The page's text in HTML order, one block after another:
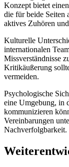
Konzept bietet
die für beide Seiten
aktives Zuhören
Kulturelle
internationalen
Missverständnisse
Kritikäußerung
vermeiden.
Psychologische
eine Umgebung, in
kommunizieren
Vereinbarungen
Nachverfolgbarkeit.